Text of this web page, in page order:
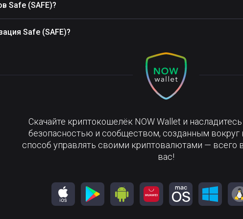
Safe (SAFE)?
Safe (SAFE)?
Скачайте криптокошелёк NOW Wallet и
безопасностью и сообществом, созданным вокруг
способ управлять своими криптовалютами — всего
вас!